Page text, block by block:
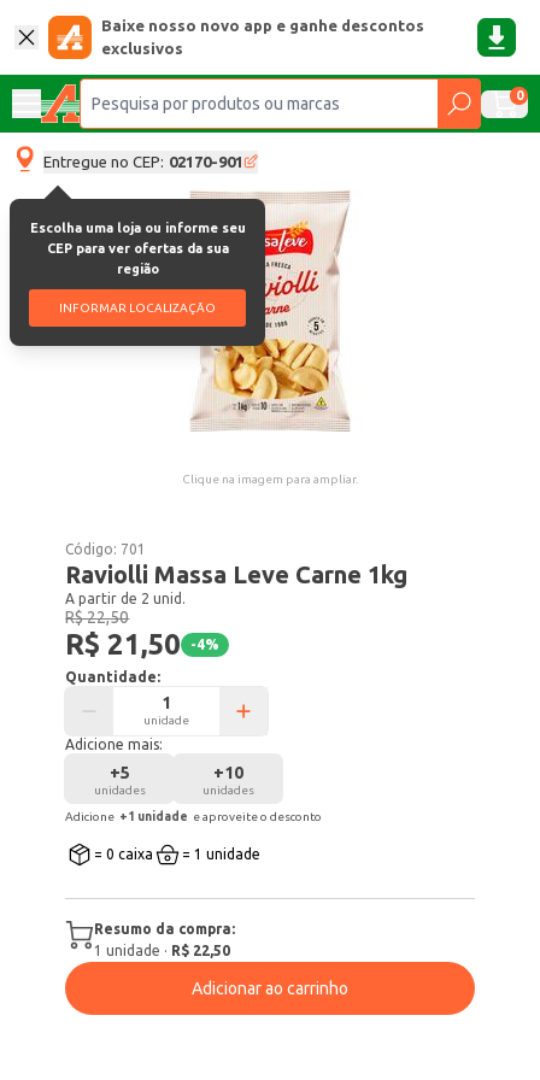
Baixe nosso novo app e ganhe descontos
exclusivos
0
Entregue no CEP: 02170-901
Escolha uma loja ou informe seu
CEP para ver ofertas da sua
região
INFORMAR LOCALIZAÇÃO
Clique na imagem para ampliar.
Código: 701
Raviolli Massa Leve Carne 1kg
A partir de 2 unid.
R$ 22,50
R$ 21,50 -4%
Quantidade:
unidade
Adicione mais:
+5
unidades
+10
unidades
Adicione +1 unidade e aproveite o desconto
= 0 caixa = 1 unidade
Resumo da compra:
1 unidade · R$ 22,50
Adicionar ao carrinho